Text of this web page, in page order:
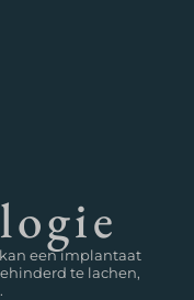
een implantaat
te lachen,